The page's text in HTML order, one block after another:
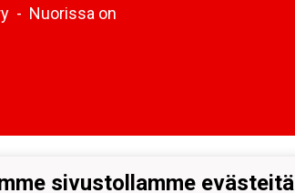
- Nuorissa on
sivustollamme evästeitä